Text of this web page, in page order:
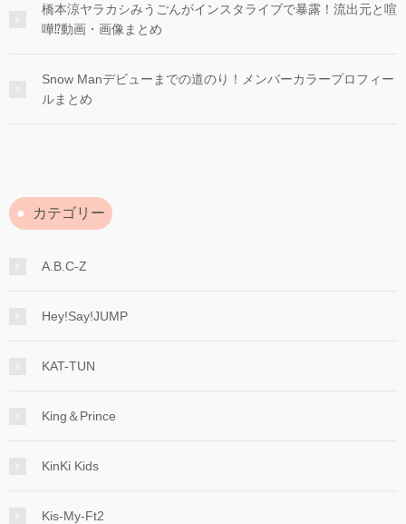
橋本涼ヤラカシみうごんがインスタライブで暴露！流出元と喧
嘩⁉︎動画・画像まとめ
Snow Manデビューまでの道のり！メンバーカラープロフィー
ルまとめ
カテゴリー
A.B.C-Z
Hey!Say!JUMP
KAT-TUN
King＆Prince
KinKi Kids
Kis-My-Ft2